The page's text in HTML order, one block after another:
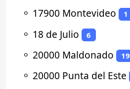
⚬ 17900 Montevideo 1
⚬ 18 de Julio 6
⚬ 20000 Maldonado 19
⚬ 20000 Punta del Este